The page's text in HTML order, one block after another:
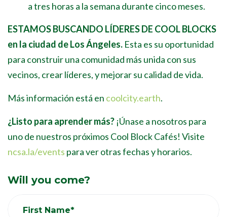
a tres horas a la semana durante cinco meses.
ESTAMOS BUSCANDO LÍDERES DE COOL BLOCKS
en la ciudad de Los Ángeles. Esta es su oportunidad
para construir una comunidad más unida con sus
vecinos, crearlíderes,y mejorar su calidad de vida.
Más información está en coolcity.earth.
¿Listo para aprender más? ¡Únase a nosotros para
uno de nuestros próximos Cool Block Cafés! Visite
ncsa.la/events para ver otras fechas y horarios.
Will you come?
First Name*